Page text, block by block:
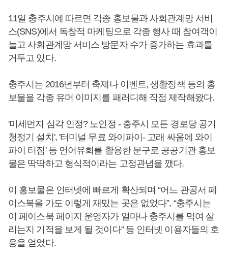
11일 충주시에 따르면 각종 홍보물과 사회관계망 서비
스(SNS)에서 독창적 마케팅으로 각종 행사 때 참여객이
늘고 사회관계망 서비스 방문자 수가 증가하는 효과를
거두고 있다.
충주시는 2016년부터 축제나 이벤트, 생활정책 등의 홍
보물을 각종 유머 이미지를 패러디해 직접 제작해왔다.
'미세먼지 심각 인정? 노인정 - 충주시 모든 경로당 공기
청정기 설치', '터미널 무료 와이파이- 고래 싸움에 와이
파이 터짐' 등 언어유희를 활용한 문구로 공공기관 홍보
물은 딱딱하고 형식적이라는 고정관념을 깼다.
이 홍보물은 인터넷에 빠르게 확산되며 “어느 관공서 페
이스북을 가도 이렇게 재밌는 곳은 없었다”, “충주시는
이 페이스북 페이지 운영자가 얼마나 충주시를 먹여 살
리는지 기적을 보게 될 것이다” 등 인터넷 이용자들의 호
응을 얻었다.